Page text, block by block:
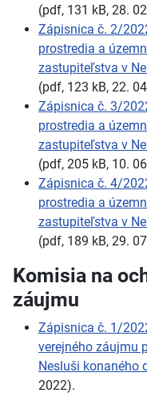
(pdf, 131 kB, 28.
Zápisnica č. 2/
prostredia a
zastupiteľstva v
(pdf, 123 kB, 22.
Zápisnica č. 3/
prostredia a
zastupiteľstva v
(pdf, 205 kB, 10.
Zápisnica č. 4/
prostredia a
zastupiteľstva v
(pdf, 189 kB, 29.
Komisia na
záujmu
Zápisnica č. 1/
verejného záujmu
Nesluši konaného
2022).